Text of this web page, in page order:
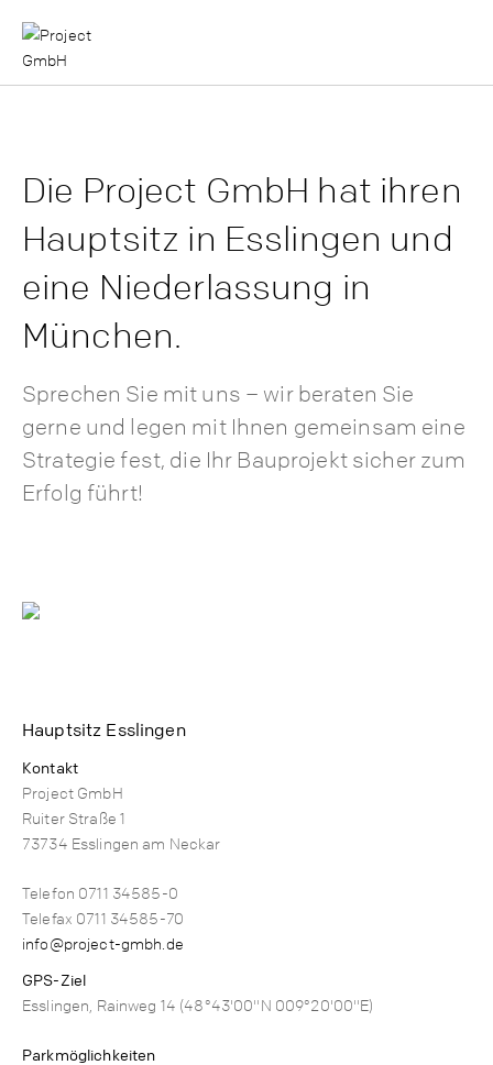
Die Project GmbH hat ihren
Hauptsitz in Esslingen und
eine Niederlassung in
München.
Sprechen Sie mit uns – wir beraten Sie
gerne und legen mit Ihnen gemeinsam eine
Strategie fest, die Ihr Bauprojekt sicher zum
Erfolg führt!
Hauptsitz Esslingen
Kontakt
Project GmbH
Ruiter Straße 1
73734 Esslingen am Neckar
Telefon 0711 34585-0
Telefax 0711 34585-70
info@project-gmbh.de
GPS-Ziel
Esslingen, Rainweg 14 (48°43'00"N 009°20'00"E)
Parkmöglichkeiten